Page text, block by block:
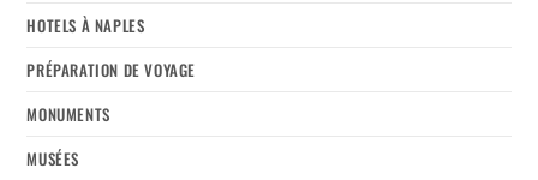
HOTELS À NAPLES
PRÉPARATION DE VOYAGE
MONUMENTS
MUSÉES